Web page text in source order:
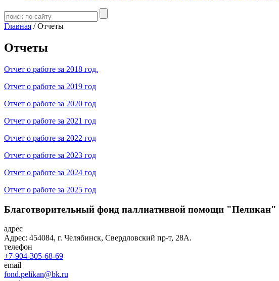
Главная / Отчеты
Отчеты
Отчет о работе за 2018 год.
Отчет о работе за 2019 год
Отчет о работе за 2020 год
Отчет о работе за 2021 год
Отчет о работе за 2022 год
Отчет о работе за 2023 год
Отчет о работе за 2024 год
Отчет о работе за 2025 год
Благотворительный фонд паллиативной помощи "Пеликан"
адрес
Адрес: 454084, г. Челябинск, Свердловский пр-т, 28А.
телефон
+7-904-305-68-69
email
fond.pelikan@bk.ru